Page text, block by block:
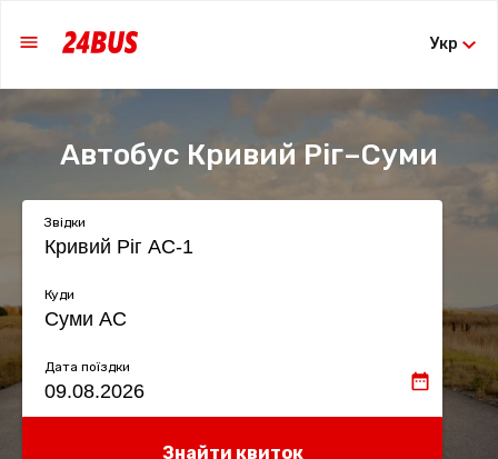
Укр
Автобус Кривий Ріг–Суми
Звідки
Куди
Дата поїздки
Знайти квиток